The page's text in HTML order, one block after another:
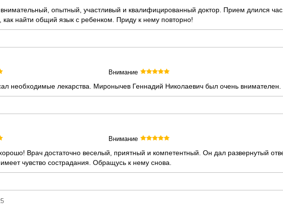
опытный, участливый и квалифицированный доктор. Прием длился
как найти общий язык с ребенком. Приду к нему повторно!
Внимание
необходимые лекарства. Миронычев Геннадий Николаевич был очень внимателен.
Внимание
Врач достаточно веселый, приятный и компетентный. Он дал развернутый
чувство сострадания. Обращусь к нему снова.